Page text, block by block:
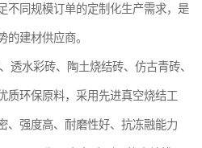
不同规模订单的定制化生产需求，是
的建材供应商。
透水彩砖、陶土烧结砖、仿古青砖、
质环保原料，采用先进真空烧结工
、强度高、耐磨性好、抗冻融能力